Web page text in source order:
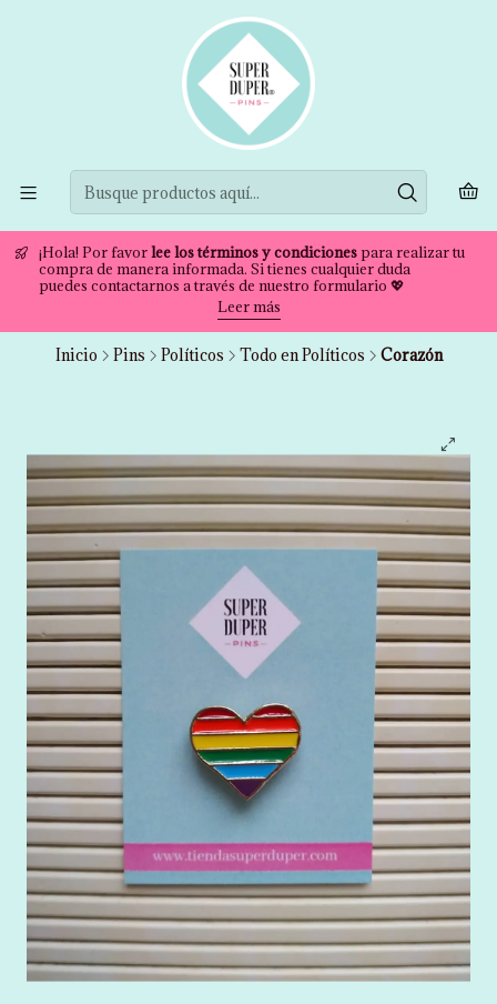
¡Hola! Por favorlee los términos y condicionespara realizar tu
compra de manera informada. Si tienes cualquier duda
puedes contactarnos a través de nuestro formulario 💖
Leer más
Inicio Pins Políticos Todo en Políticos Corazón